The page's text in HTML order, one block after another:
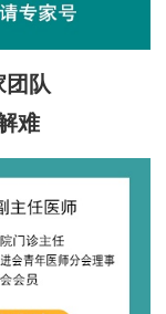
团队
难